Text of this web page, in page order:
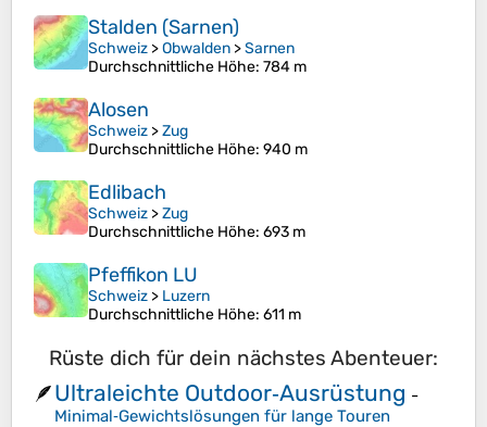
Stalden (Sarnen)
Schweiz >Obwalden >Sarnen
Durchschnittliche Höhe: 784 m
Alosen
Schweiz >Zug
Durchschnittliche Höhe: 940 m
Edlibach
Schweiz >Zug
Durchschnittliche Höhe: 693 m
Pfeffikon LU
Schweiz > Luzern
Durchschnittliche Höhe: 611 m
Rüste dich für dein nächstes Abenteuer:
🪶Ultraleichte Outdoor‑Ausrüstung -
Minimal‑Gewichtslösungen für lange Touren